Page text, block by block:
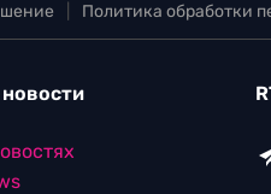
Политика обработки